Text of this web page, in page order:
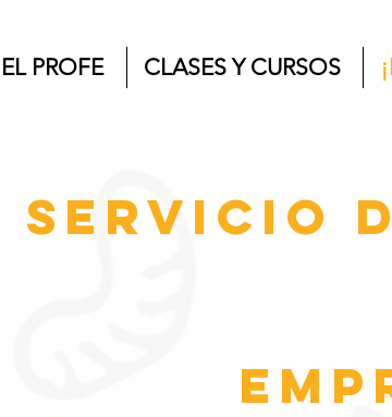
EL PROFE CLASES Y CURSOS
servicio